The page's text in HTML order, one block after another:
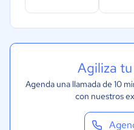
Agiliza
Agenda una llamada de 10
con nuestros